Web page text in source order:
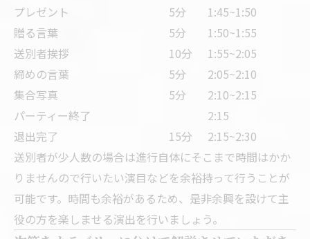
プレゼント
5分
1:45~1:50
贈る言葉
5分
1:50~1:55
送別者挨拶
10分
1:55~2:05
締めの言葉
5分
2:05~2:10
集合写真
5分
2:10~2:15
パーティー終了
2:15
退出完了
15分
2:15~2:30
送別者が少人数の場合は進行自体にそこまで時間はかか
りませんので行いたい演目などを余裕持って行うことが
可能です。時間も余裕があるため、是非余興を設けて主
役の方を楽しませる演出を行いましょう。